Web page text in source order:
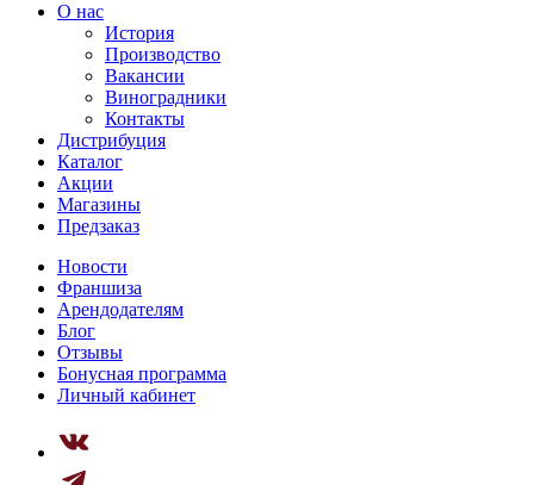
О нас
История
Производство
Вакансии
Виноградники
Контакты
Дистрибуция
Каталог
Акции
Магазины
Предзаказ
Новости
Франшиза
Арендодателям
Блог
Отзывы
Бонусная программа
Личный кабинет